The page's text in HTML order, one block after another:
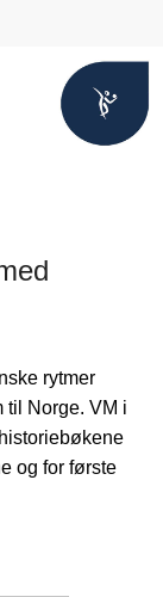
rytmer
til Norge. VM i
og for første